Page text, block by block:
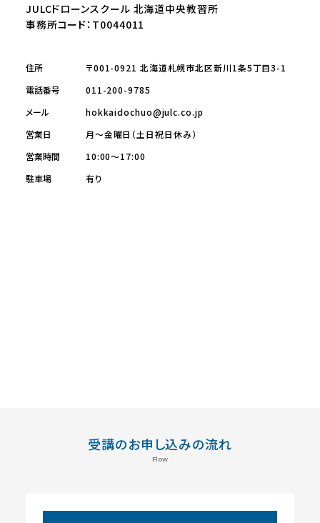
JULCドローンスクール 北海道中央教習所
事務所コード：T0044011
住所
〒001-0921 北海道札幌市北区新川1条5丁目3-1
電話番号
011-200-9785
メール
hokkaidochuo@julc.co.jp
営業日
月～金曜日（土日祝日休み）
営業時間
10:00～17:00
駐車場
有り
受講のお申し込みの流れ
Flow